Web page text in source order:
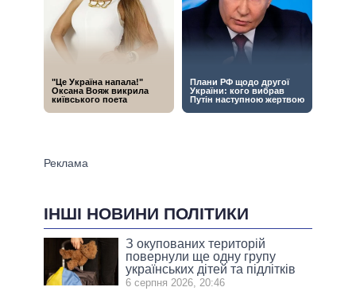
ІНШІ НОВИНИ ПОЛІТИКИ
З окупованих територій
повернули ще одну групу
українських дітей та підлітків
6 серпня 2026, 20:46